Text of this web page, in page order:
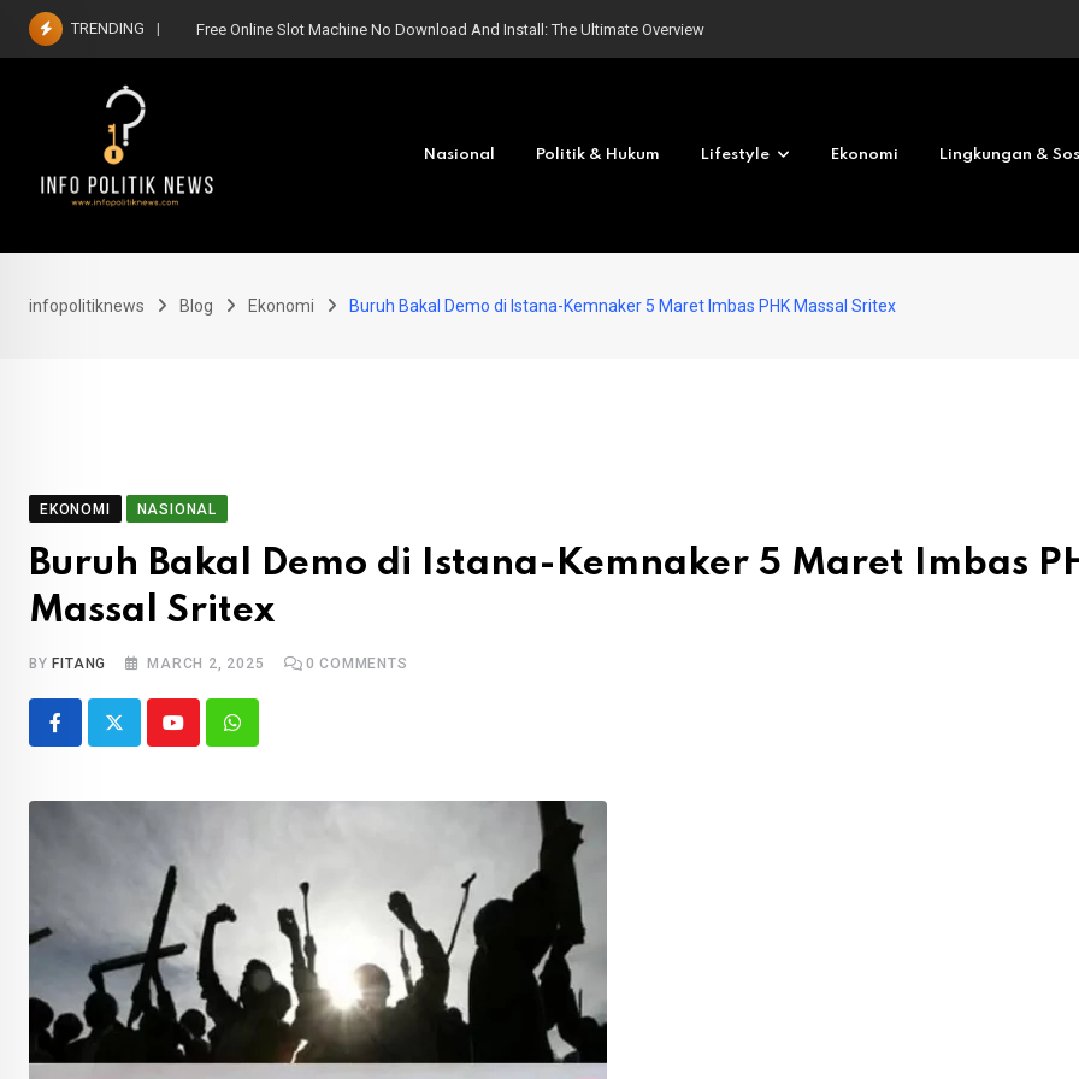
Skip
TRENDING Free Online Slot Machine No Download And Install: The Ultimate Overview
Nasional Politik & Hukum Lifestyle Ekonomi Lingkungan &
infopolitiknews Blog Ekonomi Buruh Bakal Demo di Istana-Kemnaker 5 Maret Imbas PHK Massal Sritex
EKONOMI NASIONAL
Buruh Bakal Demo di Istana-Kemnaker 5 Maret Imbas
Massal Sritex
BY FITANG MARCH 2, 2025 0 COMMENTS
YoutubeWhatsapp